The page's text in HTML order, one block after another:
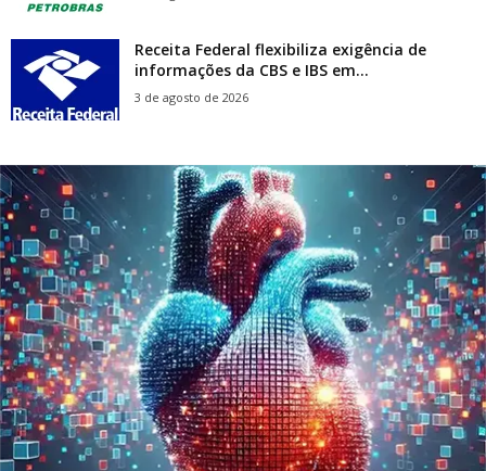
Receita Federal flexibiliza exigência de
informações da CBS e IBS em...
3 de agosto de 2026